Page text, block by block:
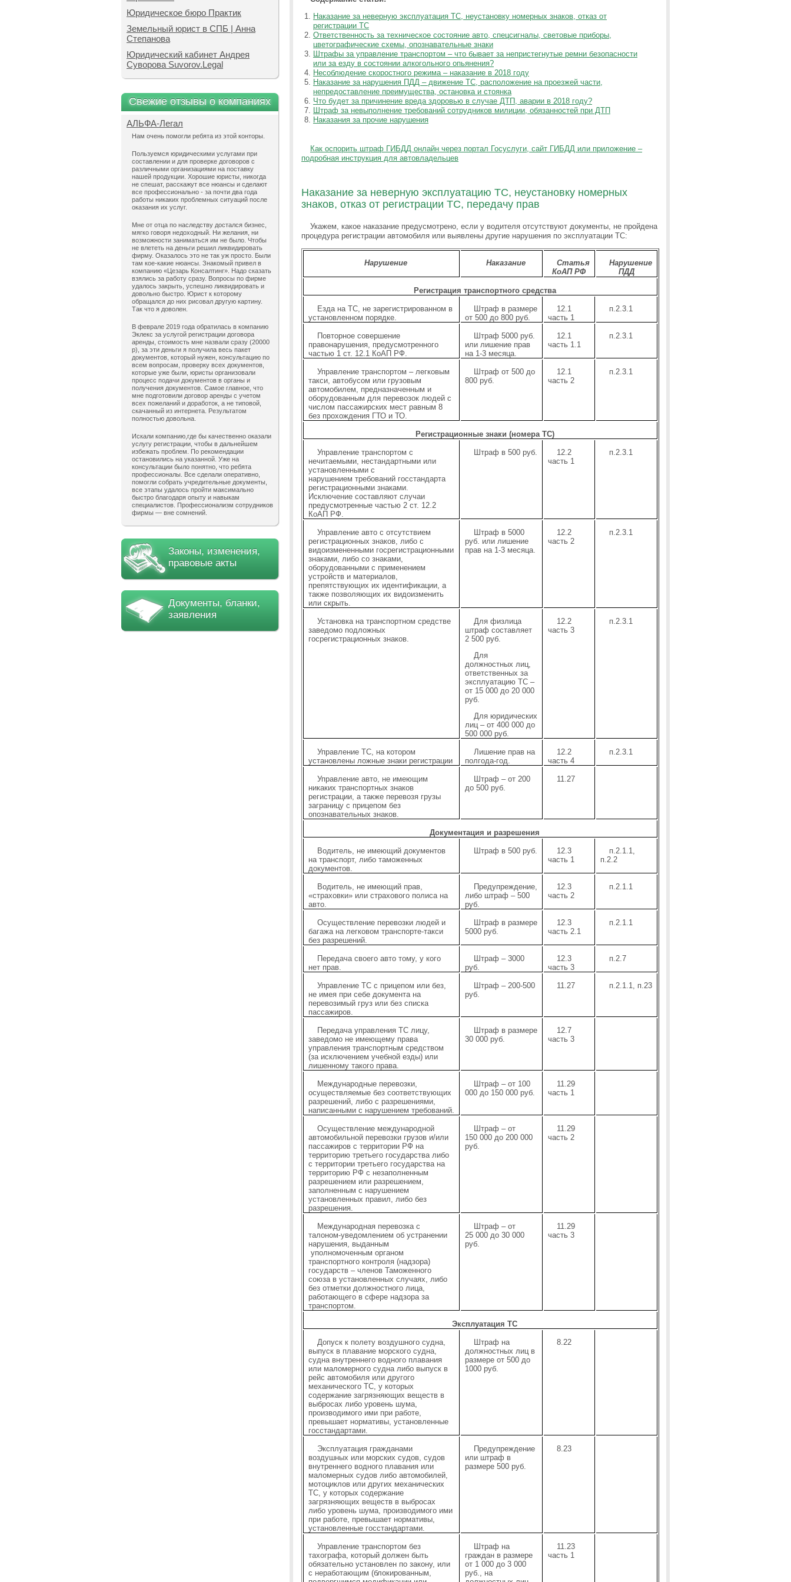
Юридическое бюро Практик
Земельный юрист в СПБ | Анна
Степанова
Юридический кабинет Андрея
Суворова Suvorov.Legal
Свежие отзывы о компаниях
АЛЬФА-Легал
Нам очень помогли ребята из этой конторы.
Пользуемся юридическими услугами при
составлении и для проверке договоров с
различными организациями на поставку
нашей продукции. Хорошие юристы, никогда
не спешат, расскажут все нюансы и сделают
все профессионально - за почти два года
работы никаких проблемных ситуаций после
оказания их услуг.
Мне от отца по наследству достался бизнес,
мягко говоря недоходный. Ни желания, ни
возможности заниматься им не было. Чтобы
не влететь на деньги решил ликвидировать
фирму. Оказалось это не так уж просто. Были
там кое-какие нюансы. Знакомый привел в
компанию «Цезарь Консалтинг». Надо сказать
взялись за работу сразу. Вопросы по фирме
удалось закрыть, успешно ликвидировать и
довольно быстро. Юрист к которому
обращался до них рисовал другую картину.
Так что я доволен.
В феврале 2019 года обратилась в компанию
Эклекс за услугой регистрации договора
аренды, стоимость мне назвали сразу (20000
р), за эти деньги я получила весь пакет
документов, который нужен, консультацию по
всем вопросам, проверку всех документов,
которые уже были, юристы организовали
процесс подачи документов в органы и
получения документов. Самое главное, что
мне подготовили договор аренды с учетом
всех пожеланий и доработок, а не типовой,
скачанный из интернета. Результатом
полностью довольна.
Искали компанию,где бы качественно оказали
услугу регистрации, чтобы в дальнейшем
избежать проблем. По рекомендации
остановились на указанной. Уже на
консультации было понятно, что ребята
профессионалы. Все сделали оперативно,
помогли собрать учредительные документы,
все этапы удалось пройти максимально
быстро благодаря опыту и навыкам
специалистов. Профессионализм сотрудников
фирмы — вне сомнений.
Законы, изменения,
правовые акты
Документы, бланки,
заявления
Наказание за неверную эксплуатация ТС, неустановку номерных знаков, отказ от
регистрации ТС
Ответственность за техническое состояние авто, спецсигналы, световые приборы,
цветографические схемы, опознавательные знаки
Штрафы за управление транспортом – что бывает за непристегнутые ремни безопасности
или за езду в состоянии алкогольного опьянения?
Несоблюдение скоростного режима – наказание в 2018 году
Наказание за нарушения ПДД – движение ТС, расположение на проезжей части,
непредоставление преимущества, остановка и стоянка
Что будет за причинение вреда здоровью в случае ДТП, аварии в 2018 году?
Штраф за невыполнение требований сотрудников милиции, обязанностей при ДТП
Наказания за прочие нарушения
Как оспорить штраф ГИБДД онлайн через портал Госуслуги, сайт ГИБДД или приложение –
подробная инструкция для автовладельцев
Наказание за неверную эксплуатацию ТС, неустановку номерных
знаков, отказ от регистрации ТС, передачу прав
Укажем, какое наказание предусмотрено, если у водителя отсутствуют документы, не пройдена
процедура регистрации автомобиля или выявлены другие нарушения по эксплуатации ТС:
Нарушение Наказание
Статья
КоАП РФ
Нарушение
ПДД
Регистрация транспортного средства
Езда на ТС, не зарегистрированном в
установленном порядке.
Штраф в размере
от 500 до 800 руб.
12.1
часть 1
п.2.3.1
Повторное совершение
правонарушения, предусмотренного
частью 1 ст. 12.1 КоАП РФ.
Штраф 5000 руб.
или лишение прав
на 1-3 месяца.
12.1
часть 1.1
п.2.3.1
Управление транспортом – легковым
такси, автобусом или грузовым
автомобилем, предназначенным и
оборудованным для перевозок людей с
числом пассажирских мест равным 8
без прохождения ГТО и ТО.
Штраф от 500 до
800 руб.
12.1
часть 2
п.2.3.1
Регистрационные знаки (номера ТС)
Управление транспортом с
нечитаемыми, нестандартными или
установленными с
нарушением требований госстандарта
регистрационными знаками.
Исключение составляют случаи
предусмотренные частью 2 ст. 12.2
КоАП РФ.
Штраф в 500 руб.
12.2
часть 1
п.2.3.1
Управление авто с отсутствием
регистрационных знаков, либо с
видоизмененными госрегистрационными
знаками, либо со знаками,
оборудованными с применением
устройств и материалов,
препятствующих их идентификации, а
также позволяющих их видоизменить
или скрыть.
Штраф в 5000
руб. или лишение
прав на 1-3 месяца.
12.2
часть 2
п.2.3.1
Установка на транспортном средстве
заведомо подложных
госрегистрационных знаков.
Для физлица
штраф составляет
2 500 руб.
Для
должностных лиц,
ответственных за
эксплуатацию ТС –
от 15 000 до 20 000
руб.
Для юридических
лиц – от 400 000 до
500 000 руб.
12.2
часть 3
п.2.3.1
Управление ТС, на котором
установлены ложные знаки регистрации
Лишение прав на
полгода-год.
12.2
часть 4
п.2.3.1
Управление авто, не имеющим
никаких транспортных знаков
регистрации, а также перевозя грузы
заграницу с прицепом без
опознавательных знаков.
Штраф – от 200
до 500 руб.
11.27
Документация и разрешения
Водитель, не имеющий документов
на транспорт, либо таможенных
документов.
Штраф в 500 руб.
12.3
часть 1
п.2.1.1,
п.2.2
Водитель, не имеющий прав,
«страховки» или страхового полиса на
авто.
Предупреждение,
либо штраф – 500
руб.
12.3
часть 2
п.2.1.1
Осуществление перевозки людей и
багажа на легковом транспорте-такси
без разрешений.
Штраф в размере
5000 руб.
12.3
часть 2.1
п.2.1.1
Передача своего авто тому, у кого
нет прав.
Штраф – 3000
руб.
12.3
часть 3
п.2.7
Управление ТС с прицепом или без,
не имея при себе документа на
перевозимый груз или без списка
пассажиров.
Штраф – 200-500
руб.
11.27 п.2.1.1, п.23
Передача управления ТС лицу,
заведомо не имеющему права
управления транспортным средством
(за исключением учебной езды) или
лишенному такого права.
Штраф в размере
30 000 руб.
12.7
часть 3
Международные перевозки,
осуществляемые без соответствующих
разрешений, либо с разрешениями,
написанными с нарушением требований.
Штраф – от 100
000 до 150 000 руб.
11.29
часть 1
Осуществление международной
автомобильной перевозки грузов и/или
пассажиров с территории РФ на
территорию третьего государства либо
с территории третьего государства на
территорию РФ с незаполненным
разрешением или разрешением,
заполненным с нарушением
установленных правил, либо без
разрешения.
Штраф – от
150 000 до 200 000
руб.
11.29
часть 2
Международная перевозка с
талоном-уведомлением об устранении
нарушения, выданным
уполномоченным органом
транспортного контроля (надзора)
государств – членов Таможенного
союза в установленных случаях, либо
без отметки должностного лица,
работающего в сфере надзора за
транспортом.
Штраф – от
25 000 до 30 000
руб.
11.29
часть 3
Эксплуатация ТС
Допуск к полету воздушного судна,
выпуск в плавание морского судна,
судна внутреннего водного плавания
или маломерного судна либо выпуск в
рейс автомобиля или другого
механического ТС, у которых
содержание загрязняющих веществ в
выбросах либо уровень шума,
производимого ими при работе,
превышает нормативы, установленные
госстандартами.
Штраф на
должностных лиц в
размере от 500 до
1000 руб.
8.22
Эксплуатация гражданами
воздушных или морских судов, судов
внутреннего водного плавания или
маломерных судов либо автомобилей,
мотоциклов или других механических
ТС, у которых содержание
загрязняющих веществ в выбросах
либо уровень шума, производимого ими
при работе, превышает нормативы,
установленные госстандартами.
Предупреждение
или штраф в
размере 500 руб.
8.23
Управление транспортом без
тахографа, который должен быть
обязательно установлен по закону, или
с неработающим (блокированным,
Штраф на
граждан в размере
от 1 000 до 3 000
руб., на
11.23
часть 1